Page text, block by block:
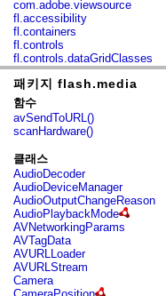
com.adobe.viewsource
fl.accessibility
fl.containers
fl.controls
fl.controls.dataGridClasses
fl.controls.listClasses
fl.controls.progressBarClasses
fl.core
fl.data
fl.display
fl.events
fl.ik
fl.lang
fl.livepreview
fl.managers
fl.motion
fl.motion.easing
fl.rsl
fl.text
fl.transitions
fl.transitions.easing
fl.video
패키지 flash.media
함수
avSendToURL()
scanHardware()
클래스
AudioDecoder
AudioDeviceManager
AudioOutputChangeReason
AudioPlaybackMode
AVNetworkingParams
AVTagData
AVURLLoader
AVURLStream
Camera